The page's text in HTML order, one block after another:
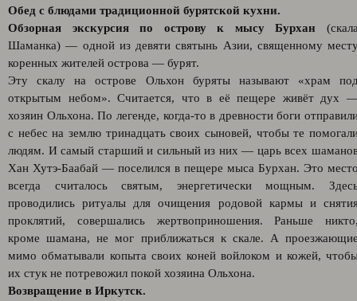
Обед с блюдами традиционной бурятской кухни.
Обзорная экскурсия по острову к мысу Бурхан
Шаманка) — одной из девяти святынь Азии, священному
коренных жителей острова — бурят.
Эту скалу на острове Ольхон буряты называют «храм
открытым небом». Считается, что в её пещере живёт дух
хозяин Ольхона. По легенде, когда-то в древности боги
с небес на землю тринадцать своих сыновей, чтобы те
людям. И самый старший и сильный из них — царь всех
Хан Хутэ-Баабай — поселился в пещере мыса Бурхан. Это
всегда считалось святым, энергетически мощным.
проводились ритуалы для очищения родовой кармы и
проклятий, совершались жертвоприношения. Раньше
кроме шамана, не мог приближаться к скале. А
мимо обматывали копыта своих коней войлоком и кожей,
их стук не потревожил покой хозяина Ольхона.
Возвращение в Иркутск.